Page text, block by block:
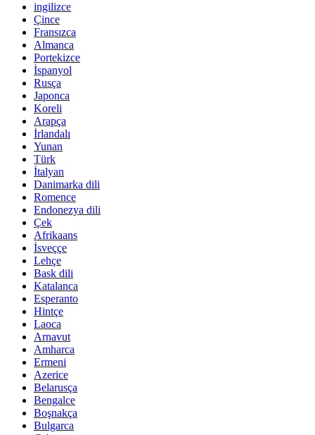
ingilizce
Çince
Fransızca
Almanca
Portekizce
İspanyol
Rusça
Japonca
Koreli
Arapça
İrlandalı
Yunan
Türk
İtalyan
Danimarka dili
Romence
Endonezya dili
Çek
Afrikaans
İsveççe
Lehçe
Bask dili
Katalanca
Esperanto
Hintçe
Laoca
Arnavut
Amharca
Ermeni
Azerice
Belarusça
Bengalce
Boşnakça
Bulgarca